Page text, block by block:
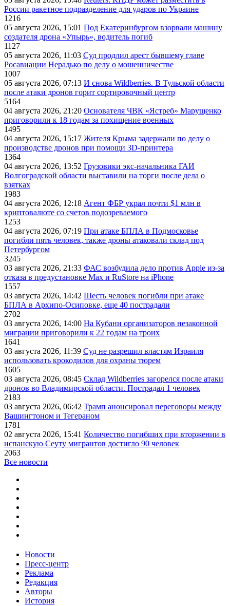
России ракетное подразделение для ударов по Украине
1216
05 августа 2026, 15:01 Под Екатеринбургом взорвали машину
создателя дрона «Упырь», водитель погиб
1127
05 августа 2026, 11:03 Суд продлил арест бывшему главе
Росавиации Нерадько по делу о мошенничестве
1007
05 августа 2026, 07:13 И снова Wildberries. В Тульской области
после атаки дронов горит сортировочный центр
5164
04 августа 2026, 21:20 Основателя ЧВК «Ястреб» Марущенко
приговорили к 18 годам за похищение военных
1495
04 августа 2026, 15:17 Жителя Крыма задержали по делу о
производстве дронов при помощи 3D‑принтера
1364
04 августа 2026, 13:52 Грузовики экс-начальника ГАИ
Волгоградской области выставили на торги после дела о
взятках
1983
04 августа 2026, 12:18 Агент ФБР украл почти $1 млн в
криптовалюте со счетов подозреваемого
1253
04 августа 2026, 07:19 При атаке БПЛА в Подмосковье
погибли пять человек, также дроны атаковали склад под
Петербургом
3245
03 августа 2026, 21:33 ФАС возбудила дело против Apple из-за
отказа в предустановке Max и RuStore на iPhone
1557
03 августа 2026, 14:42 Шесть человек погибли при атаке
БПЛА в Архипо-Осиповке, еще 40 пострадали
2702
03 августа 2026, 14:00 На Кубани организаторов незаконной
миграции приговорили к 22 годам на троих
1641
03 августа 2026, 11:39 Суд не разрешил властям Израиля
использовать крокодилов для охраны тюрем
1605
03 августа 2026, 08:45 Склад Wildberries загорелся после атаки
дронов во Владимирской области. Пострадал 1 человек
2183
03 августа 2026, 06:42 Трамп анонсировал переговоры между
Вашингтоном и Тегераном
1781
02 августа 2026, 15:41 Количество погибших при вторжении в
испанскую Сеуту мигрантов достигло 90 человек
2063
Все новости
Новости
Пресс-центр
Реклама
Редакция
Авторы
История